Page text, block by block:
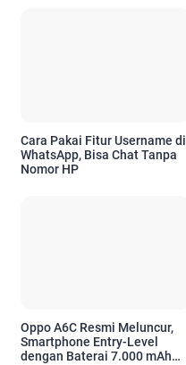
Cara Pakai Fitur Username di
WhatsApp, Bisa Chat Tanpa
Nomor HP
Oppo A6C Resmi Meluncur,
Smartphone Entry-Level
dengan Baterai 7.000 mAh